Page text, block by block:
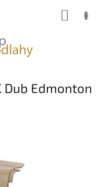
Dub Edmonton